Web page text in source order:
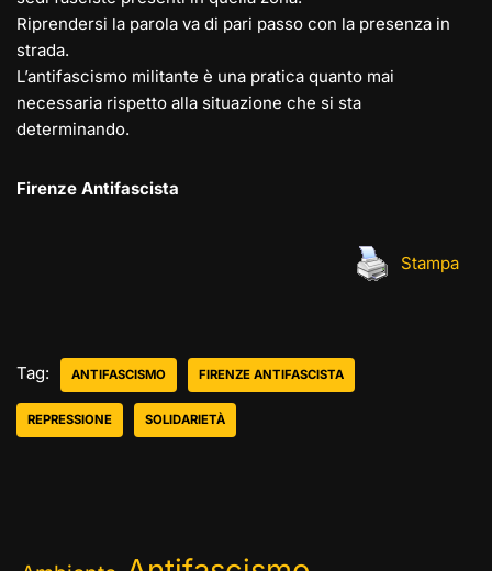
Riprendersi la parola va di pari passo con la presenza in
strada.
L’antifascismo militante è una pratica quanto mai
necessaria rispetto alla situazione che si sta
determinando.
Firenze Antifascista
Stampa
Tag: ANTIFASCISMO FIRENZE ANTIFASCISTA
REPRESSIONE SOLIDARIETÀ